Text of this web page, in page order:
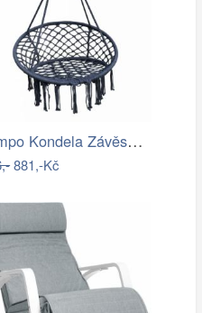
Tempo Kondela Závěsné křeslo AMADO 2…
881,-Kč